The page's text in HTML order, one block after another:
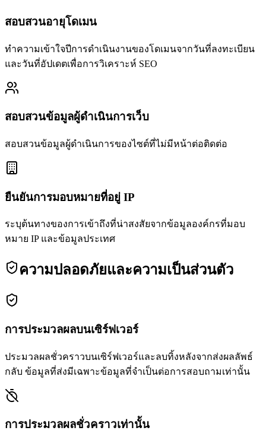
สอบสวนอายุโดเมน
ทำความเข้าใจปีการดำเนินงานของโดเมนจากวันที่ลงทะเบียน
และวันที่อัปเดตเพื่อการวิเคราะห์ SEO
สอบสวนข้อมูลผู้ดำเนินการเว็บ
สอบสวนข้อมูลผู้ดำเนินการของไซต์ที่ไม่มีหน้าต่อติดต่อ
ยืนยันการมอบหมายที่อยู่ IP
ระบุต้นทางของการเข้าถึงที่น่าสงสัยจากข้อมูลองค์กรที่มอบ
หมาย IP และข้อมูลประเทศ
ความปลอดภัยและความเป็นส่วนตัว
การประมวลผลบนเซิร์ฟเวอร์
ประมวลผลชั่วคราวบนเซิร์ฟเวอร์และลบทิ้งหลังจากส่งผลลัพธ์
กลับ ข้อมูลที่ส่งมีเฉพาะข้อมูลที่จำเป็นต่อการสอบถามเท่านั้น
การประมวลผลชั่วคราวเท่านั้น